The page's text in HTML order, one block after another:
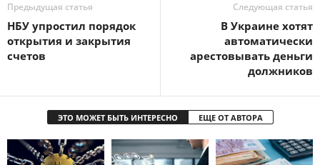
Предыдущая статья
НБУ упростил порядок
открытия и закрытия
счетов
Следующая статья
В Украине хотят
автоматически
арестовывать деньги
должников
ЭТО МОЖЕТ БЫТЬ ИНТЕРЕСНО ЕЩЕ ОТ АВТОРА